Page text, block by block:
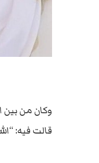
وكان من بين
قالت فيه: